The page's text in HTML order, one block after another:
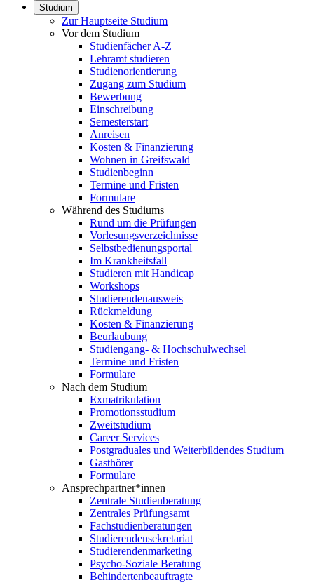
Studium
Zur Hauptseite Studium
Vor dem Studium
Studienfächer A-Z
Lehramt studieren
Studienorientierung
Zugang zum Studium
Bewerbung
Einschreibung
Semesterstart
Anreisen
Kosten & Finanzierung
Wohnen in Greifswald
Studienbeginn
Termine und Fristen
Formulare
Während des Studiums
Rund um die Prüfungen
Vorlesungsverzeichnisse
Selbstbedienungsportal
Im Krankheitsfall
Studieren mit Handicap
Workshops
Studierendenausweis
Rückmeldung
Kosten & Finanzierung
Beurlaubung
Studiengang- & Hochschulwechsel
Termine und Fristen
Formulare
Nach dem Studium
Exmatrikulation
Promotionsstudium
Zweitstudium
Career Services
Postgraduales und Weiterbildendes Studium
Gasthörer
Formulare
Ansprechpartner*innen
Zentrale Studienberatung
Zentrales Prüfungsamt
Fachstudienberatungen
Studierendensekretariat
Studierendenmarketing
Psycho-Soziale Beratung
Behindertenbeauftragte